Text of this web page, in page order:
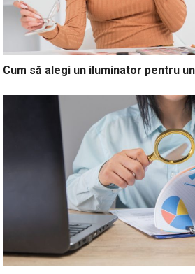
Cum să alegi un iluminator pentru